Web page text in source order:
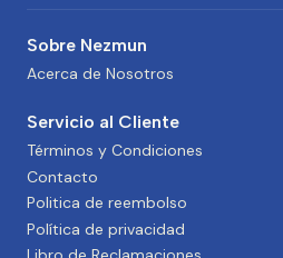
Sobre Nezmun
Acerca de Nosotros
Servicio al Cliente
Términos y Condiciones
Contacto
Politica de reembolso
Política de privacidad